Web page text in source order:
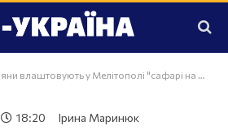
влаштовують у Мелітополі "сафарі на українців"
18:20 Ірина Маринюк